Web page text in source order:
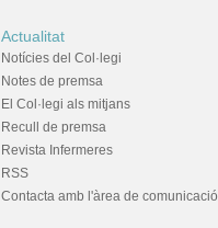
Actualitat
Notícies del Col·legi
Notes de premsa
El Col·legi als mitjans
Recull de premsa
Revista Infermeres
RSS
Contacta amb l'àrea de comunicació